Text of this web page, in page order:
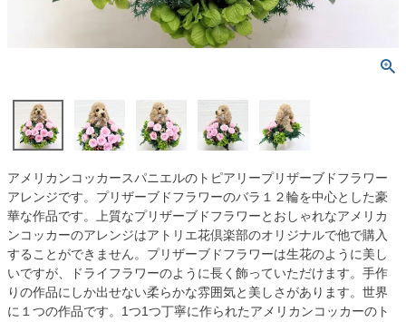
アメリカンコッカースパニエルのトピアリープリザーブドフラワー
アレンジです。プリザーブドフラワーのバラ１２輪を中心とした豪
華な作品です。上質なプリザーブドフラワーとおしゃれなアメリカ
ンコッカーのアレンジはアトリエ花倶楽部のオリジナルで他で購入
することができません。プリザーブドフラワーは生花のように美し
いですが、ドライフラワーのように長く飾っていただけます。手作
りの作品にしか出せない柔らかな雰囲気と美しさがあります。世界
に１つの作品です。1つ1つ丁寧に作られたアメリカンコッカーのト